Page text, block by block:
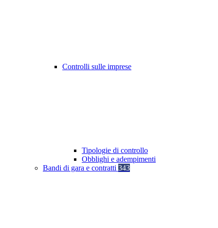
Controlli sulle imprese
Tipologie di controllo
Obblighi e adempimenti
Bandi di gara e contratti 343